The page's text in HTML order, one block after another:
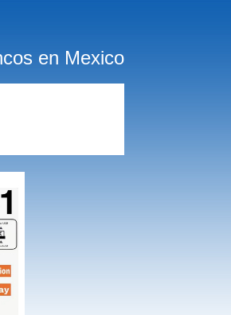
en Mexico